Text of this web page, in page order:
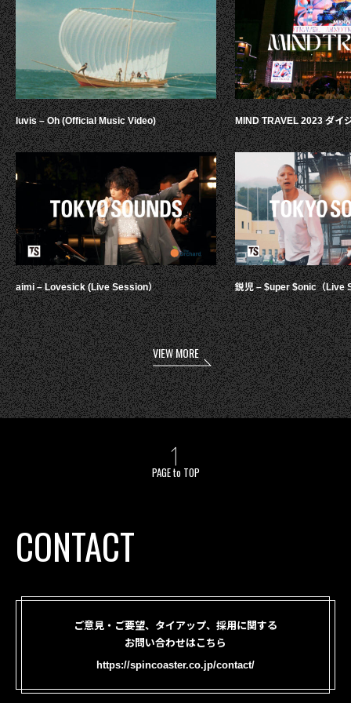
luvis – Oh (Official Music Video)
aimi – Lovesick (Live Session）
MIND TRAVEL 2023 ダイ
鋭児 – $uper $onic（Live
VIEW MORE
PAGE to TOP
CONTACT
ご意見・ご要望、タイアップ、採用に関する
お問い合わせはこちら
https://spincoaster.co.jp/contact/